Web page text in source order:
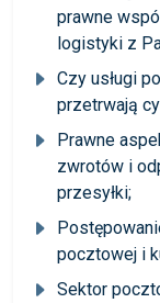
prawne
logistyki z
Czy usługi
przetrwają
Prawne
zwrotów i
przesyłki;
pocztowej i
Sektor